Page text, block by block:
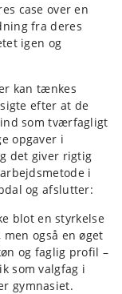
case over en
fra deres
igen og
kan tænkes
efter at de
som tværfagligt
opgaver i
det giver rigtig
i
og afslutter:
blot en styrkelse
også en øget
og faglig profil –
som valgfag i
gymnasiet.